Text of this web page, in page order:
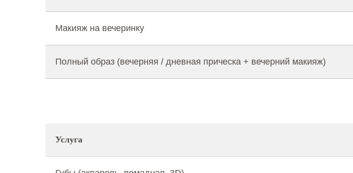
Макияж на вечеринку
Полный образ (вечерняя / дневная прическа + вечерний макияж)
Услуга